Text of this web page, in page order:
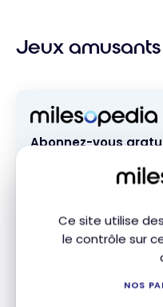
Ce site utilise
le contrôle sur
NOS
savoir
Jeux
Abonnez-vous
stratégies de
crédit, livrées
Adresse courriel